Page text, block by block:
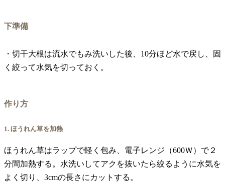
下準備
・切干大根は流水でもみ洗いした後、10分ほど水で戻し、固
く絞って水気を切っておく。
作り方
1. ほうれん草を加熱
ほうれん草はラップで軽く包み、電子レンジ（600Ｗ）で２
分間加熱する。水洗いしてアクを抜いたら絞るように水気を
よく切り、3cmの長さにカットする。